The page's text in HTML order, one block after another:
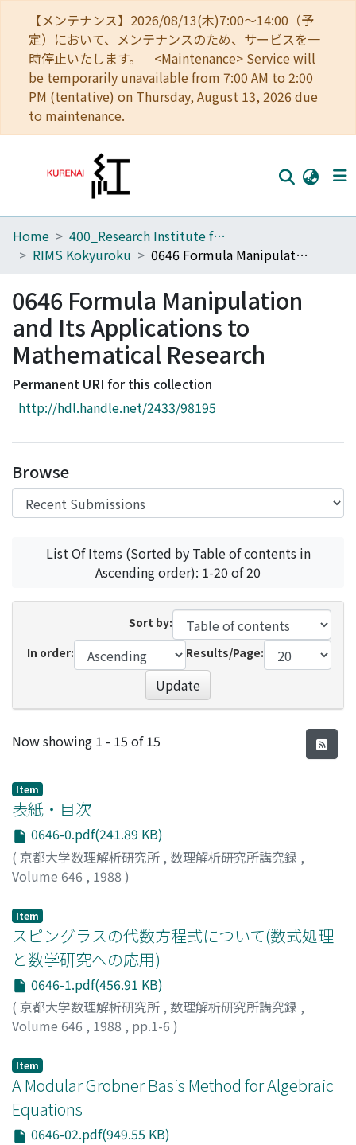
【メンテナンス】2026/08/13(木)7:00～14:00（予
定）において、メンテナンスのため、サービスを一
時停止いたします。 <Maintenance> Service will
be temporarily unavailable from 7:00 AM to 2:00
PM (tentative) on Thursday, August 13, 2026 due
to maintenance.
Home
Browse
Download Ranking
Access Statistics
Library Network
Home
400_Research Institute for Mathematical Sciences
RIMS Kokyuroku
0646 Formula Manipulation and Its Applications to Mathematical Research
0646 Formula Manipulation
and Its Applications to
Mathematical Research
Permanent URI for this collection
http://hdl.handle.net/2433/98195
Browse
List Of Items (Sorted by Table of contents in
Ascending order): 1-20 of 20
Sort by:
In order:
Results/Page:
Update
Recent Submissions
Now showing 1 - 15 of 15
Item
表紙・目次
0646-0.pdf(241.89 KB)
( 京都大学数理解析研究所 , 数理解析研究所講究録 ,
Volume 646 , 1988 )
Item
スピングラスの代数方程式について(数式処理
と数学研究への応用)
0646-1.pdf(456.91 KB)
( 京都大学数理解析研究所 , 数理解析研究所講究録 ,
Volume 646 , 1988 , pp.1-6 )
Item
A Modular Grobner Basis Method for Algebraic
Equations
0646-02.pdf(949.55 KB)